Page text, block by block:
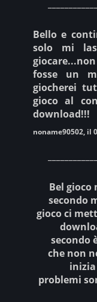
Bello e
solo mi
fosse un
giocherei
gioco al
download!!!
noname90502, il
Bel
secondo
gioco ci
secondo
che non
problemi